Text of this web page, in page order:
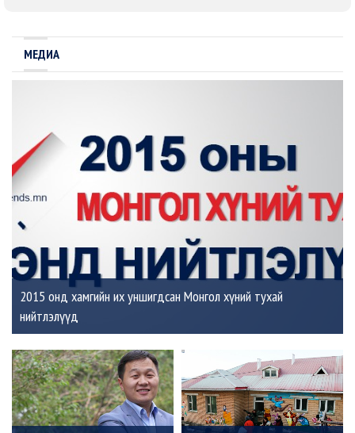
МЕДИА
2015 онд хамгийн их уншигдсан Монгол хүний тухай
нийтлэлүүд